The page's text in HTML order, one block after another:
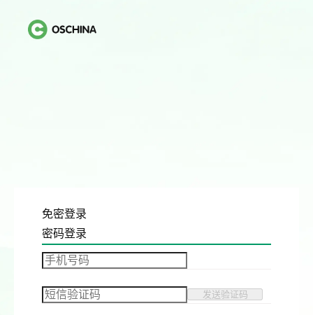
免密登录
密码登录
发送验证码